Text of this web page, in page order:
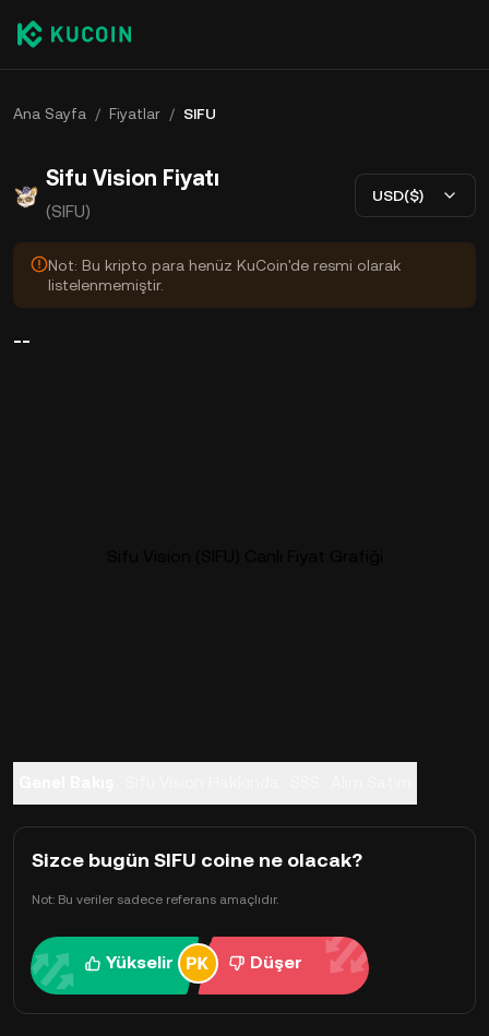
Ana Sayfa / Fiyatlar / SIFU
Sifu Vision Fiyatı
(SIFU)
USD($)
Not: Bu kripto para henüz KuCoin'de resmi olarak
listelenmemiştir.
--
Sizce bugün SIFU coine ne olacak?
Not: Bu veriler sadece referans amaçlıdır.
Yükselir Düşer